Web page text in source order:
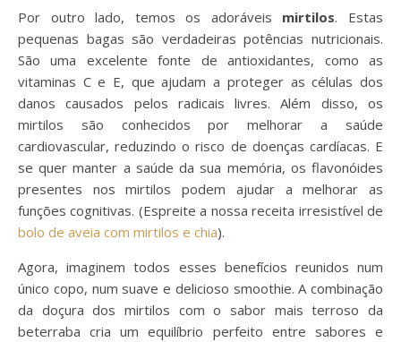
Por outro lado, temos os adoráveis mirtilos. Estas
pequenas bagas são verdadeiras potências nutricionais.
São uma excelente fonte de antioxidantes, como as
vitaminas C e E, que ajudam a proteger as células dos
danos causados pelos radicais livres. Além disso, os
mirtilos são conhecidos por melhorar a saúde
cardiovascular, reduzindo o risco de doenças cardíacas. E
se quer manter a saúde da sua memória, os flavonóides
presentes nos mirtilos podem ajudar a melhorar as
funções cognitivas. (Espreite a nossa receita irresistível de
bolo de aveia com mirtilos e chia).
Agora, imaginem todos esses benefícios reunidos num
único copo, num suave e delicioso smoothie. A combinação
da doçura dos mirtilos com o sabor mais terroso da
beterraba cria um equilíbrio perfeito entre sabores e